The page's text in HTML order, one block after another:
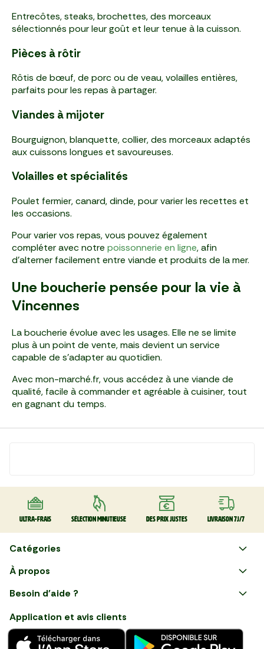
Entrecôtes, steaks, brochettes, des morceaux
sélectionnés pour leur goût et leur tenue à la cuisson.
Pièces à rôtir
Rôtis de bœuf, de porc ou de veau, volailles entières,
parfaits pour les repas à partager.
Viandes à mijoter
Bourguignon, blanquette, collier, des morceaux adaptés
aux cuissons longues et savoureuses.
Volailles et spécialités
Poulet fermier, canard, dinde, pour varier les recettes et
les occasions.
Pour varier vos repas, vous pouvez également
compléter avec notre poissonnerie en ligne, afin
d’alterner facilement entre viande et produits de la mer.
Une boucherie pensée pour la vie à
Vincennes
La boucherie évolue avec les usages. Elle ne se limite
plus à un point de vente, mais devient un service
capable de s’adapter au quotidien.
Avec mon-marché.fr, vous accédez à une viande de
qualité, facile à commander et agréable à cuisiner, tout
en gagnant du temps.
Ultra-frais Sélection minutieuse Des prix justes Livraison 7J/7
Catégories
Faire ses courses en ligne
Nouveautés
Fruits
À propos
et savoir-faire français en
choisissant notre service de
livraison de produits frais et
Besoin d'aide ?
Application et avis clients